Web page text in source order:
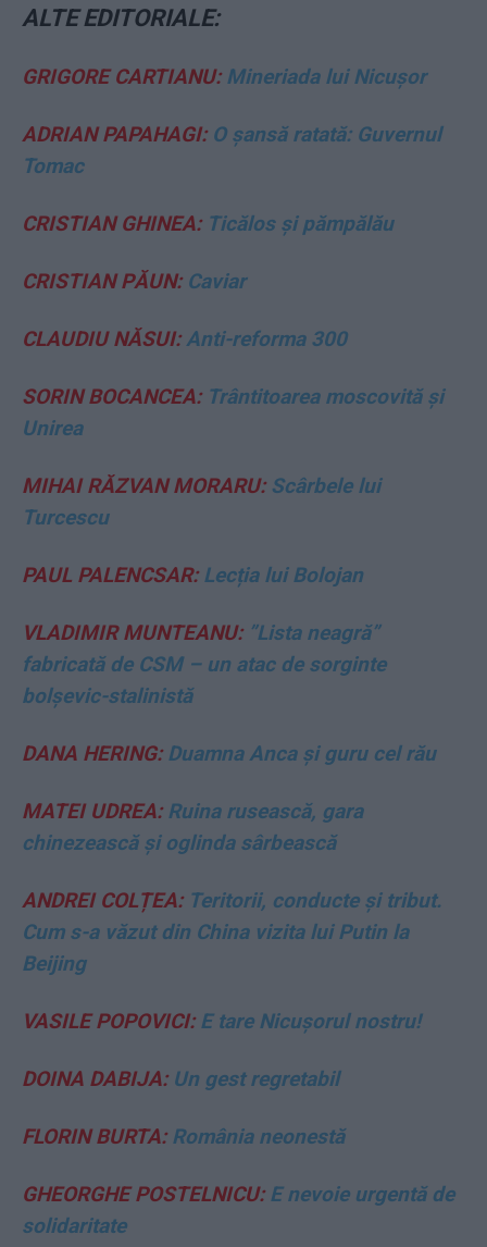
ALTE EDITORIALE:
GRIGORE CARTIANU: Mineriada lui Nicușor
ADRIAN PAPAHAGI:O șansă ratată: Guvernul
Tomac
CRISTIAN GHINEA: Ticălos și pămpălău
CRISTIAN PĂUN:Caviar
CLAUDIU NĂSUI:Anti-reforma 300
SORIN BOCANCEA:Trântitoarea moscovită și
Unirea
MIHAI RĂZVAN MORARU:Scârbele lui
Turcescu
PAUL PALENCSAR:Lecția lui Bolojan
VLADIMIR MUNTEANU:”Lista neagră”
fabricată de CSM – un atac de sorginte
bolșevic-stalinistă
DANA HERING:Duamna Anca și guru cel rău
MATEI UDREA:Ruina rusească, gara
chinezească și oglinda sârbească
ANDREI COLȚEA:Teritorii, conducte și tribut.
Cum s-a văzut din China vizita lui Putin la
Beijing
VASILE POPOVICI:E tare Nicușorul nostru!
DOINA DABIJA:Un gest regretabil
FLORIN BURTA:România neonestă
GHEORGHE POSTELNICU:E nevoie urgentă de
solidaritate